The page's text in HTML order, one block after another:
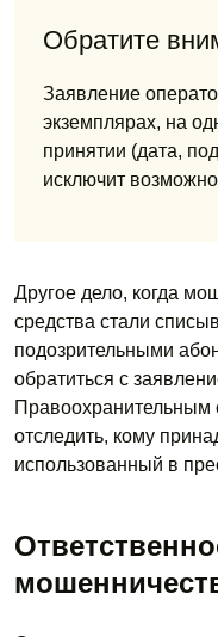
Обратите
Заявление
экземплярах, на
принятии (дата,
исключит
Другое дело, когда
средства стали
подозрительными
обратиться с
Правоохранительным
отследить, кому
использованный в